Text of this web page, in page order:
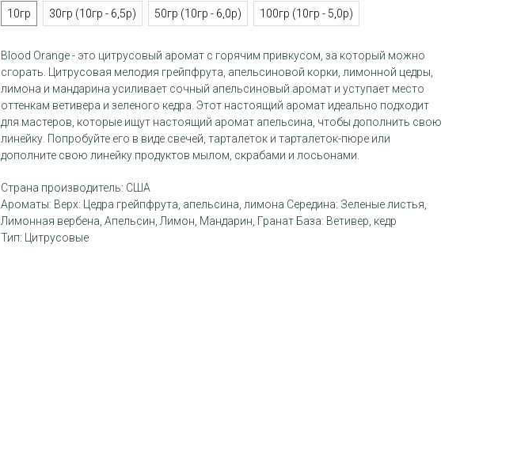
10гр
30гр (10гр - 6,5р) 50гр (10гр - 6,0р) 100гр (10гр - 5,0р)
Blood Orange - это цитрусовый аромат с горячим привкусом, за который можно
сгорать. Цитрусовая мелодия грейпфрута, апельсиновой корки, лимонной цедры,
лимона и мандарина усиливает сочный апельсиновый аромат и уступает место
оттенкам ветивера и зеленого кедра. Этот настоящий аромат идеально подходит
для мастеров, которые ищут настоящий аромат апельсина, чтобы дополнить свою
линейку. Попробуйте его в виде свечей, тарталеток и тарталеток-пюре или
дополните свою линейку продуктов мылом, скрабами и лосьонами.
Страна производитель: США
Ароматы: Верх: Цедра грейпфрута, апельсина, лимона Середина: Зеленые листья,
Лимонная вербена, Апельсин, Лимон, Мандарин, Гранат База: Ветивер, кедр
Тип: Цитрусовые